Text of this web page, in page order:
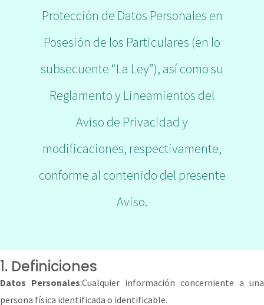
Protección de Datos Personales en
Posesión de los Particulares (en lo
subsecuente “La Ley”), así como su
Reglamento y Lineamientos del
Aviso de Privacidad y
modificaciones, respectivamente,
conforme al contenido del presente
Aviso.
1. Definiciones
Datos Personales:Cualquier información concerniente a una
persona física identificada o identificable.